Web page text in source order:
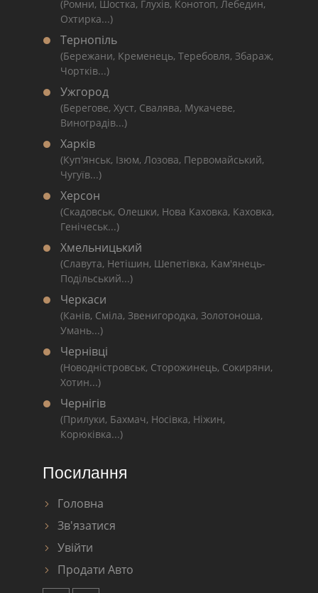
(Ромни, Шостка, Глухів, Конотоп, Лебедин,
Охтирка...)
Тернопіль
(Бережани, Кременець, Теребовля, Збараж,
Чортків...)
Ужгород
(Берегове, Хуст, Свалява, Мукачеве,
Виноградів...)
Харків
(Куп'янськ, Ізюм, Лозова, Первомайський,
Чугуїв...)
Херсон
(Скадовськ, Олешки, Нова Каховка, Каховка,
Генічеськ...)
Хмельницький
(Славута, Нетішин, Шепетівка, Кам'янець-
Подільський...)
Черкаси
(Канів, Сміла, Звенигородка, Золотоноша,
Умань...)
Чернівці
(Новодністровськ, Сторожинець, Сокиряни,
Хотин...)
Чернігів
(Прилуки, Бахмач, Носівка, Ніжин,
Корюківка...)
Посилання
Головна
Зв'язатися
Увійти
Продати Авто